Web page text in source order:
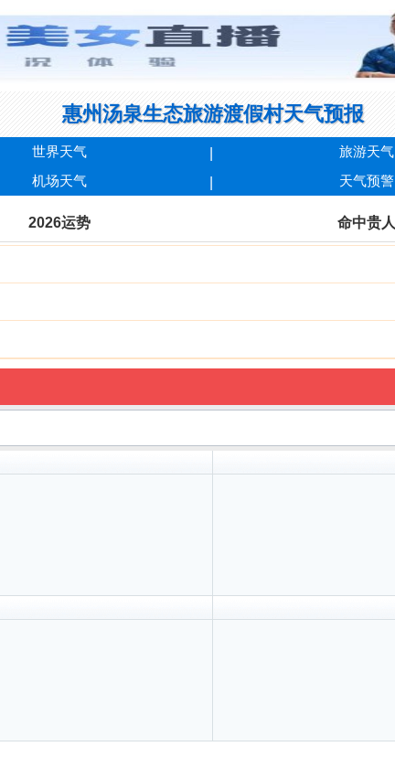
惠州汤泉生态旅游渡假村天气预报
世界天气 旅游天气
机场天气 天气预警
2026运势 命中贵人